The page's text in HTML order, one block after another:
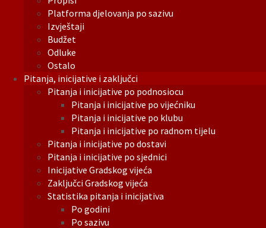
Platforma djelovanja po sazivu
Izvještaji
Budžet
Odluke
Ostalo
Pitanja, inicijative i zaključci
Pitanja i inicijative po podnosiocu
Pitanja i inicijative po vijećniku
Pitanja i inicijative po klubu
Pitanja i inicijative po radnom tijelu
Pitanja i inicijative po dostavi
Pitanja i inicijative po sjednici
Inicijative Gradskog vijeća
Zaključci Gradskog vijeća
Statistika pitanja i inicijativa
Po godini
Po sazivu